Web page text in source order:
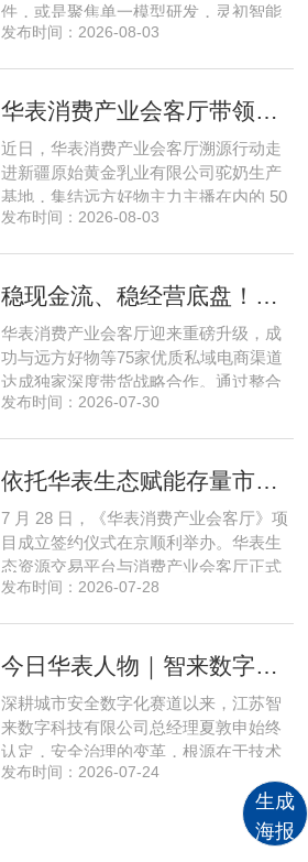
生成
海报
件，或是聚焦单一模型研发，灵初智能
自创立之初便守住初心，以自研操作大
能创始人王启斌，拆解其从创立第一天
数据规模才是决定行业拐点的核心
发布时间：2026-08-03
近日，华表消费产业会客厅溯源行动走
进新疆原始黄金乳业有限公司驼奶生产
基地，集结远方好物主力主播在内的 50
位头部私域主播组团深入工厂一线实地
源同步联动，以沉浸式实景打卡、全流
式，全方位拆解新疆优质驼奶
发布时间：2026-08-03
华表消费产业会客厅迎来重磅升级，成
功与远方好物等75家优质私域电商渠道
达成独家深度带货战略合作。通过整合
全网顶尖私域资源，项目搭建起全国性
矩阵，核心竞争力与行业影响力实现跨
实体经济长效发展注入全新动能
发布时间：2026-07-30
依托华表生态赋能存量市场《华表消费产业会客厅》项目签约落地
7 月 28 日，《华表消费产业会客厅》项
目成立签约仪式在京顺利举办。华表生
态资源交易平台与消费产业会客厅正式
签署合作协议，标志着立足华表生态资
源交易平台董事长吴海花，消费产业会
资管理有限公司总经理孙燕南
发布时间：2026-07-28
今日华表人物｜智来数字总经理夏敦申：探寻城市风险 AI 防控创新之路
深耕城市安全数字化赛道以来，江苏智
来数字科技有限公司总经理夏敦申始终
认定，安全治理的变革，根源在于技术
模式的革新。在他看来，智慧消防不只
是简单的设备智能化，而是打通感知、
研判、预警、处置全链条，推动城市安
全从 “事后救火” 转向 “事前防患”。依靠
发布时间：2026-07-24